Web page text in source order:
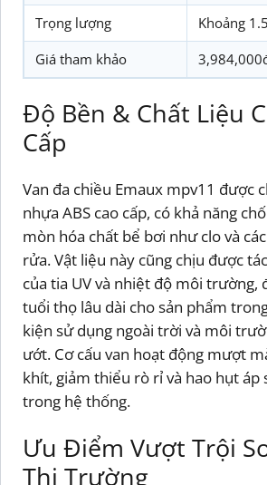
Trọng lượng Khoảng
Giá tham khảo
Độ Bền & Chất Liệu
Cấp
Van đa chiều Emaux mpv11 được
nhựa ABS cao cấp, có khả năng
mòn hóa chất bể bơi như clo và
rửa. Vật liệu này cũng chịu được
của tia UV và nhiệt độ môi trường,
tuổi thọ lâu dài cho sản phẩm
kiện sử dụng ngoài trời và môi
ướt. Cơ cấu van hoạt động mượt
khít, giảm thiểu rò rỉ và hao hụt áp
trong hệ thống.
Ưu Điểm Vượt Trội
Thị Trường